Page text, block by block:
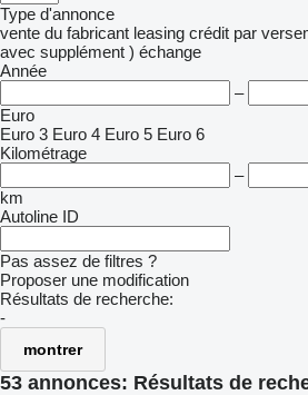
Type d'annonce
vente du fabricant leasing crédit par
avec supplément ) échange
Année
–
Euro
Euro 3 Euro 4 Euro 5 Euro 6
Kilométrage
–
km
Autoline ID
Pas assez de filtres ?
Proposer une modification
Résultats de recherche:
-
montrer
53 annonces: Résultats de